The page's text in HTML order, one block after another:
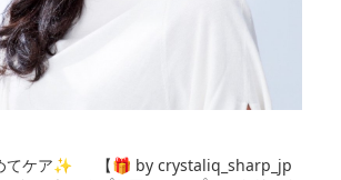
てケア✨ 【🎁 by crystaliq_sharp_jp